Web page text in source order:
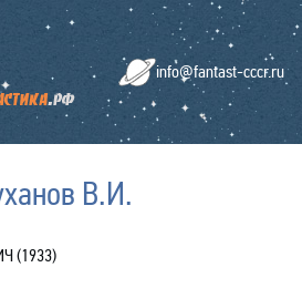
info@fantast-cccr.ru
В.И.
(1933)